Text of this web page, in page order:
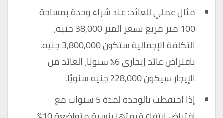
مثال عملي للعائد: عند شراء وحدة بمساحة
100 متر مربع بسعر المتر 38,000 جنيه،
التكلفة الإجمالية ستكون 3,800,000 جنيه.
بافتراض عائد إيجاري 6% سنويًا، العائد من
الإيجار سيكون 228,000 جنيه سنويًا.
إذا احتفظت بالوحدة لمدة 5 سنوات مع